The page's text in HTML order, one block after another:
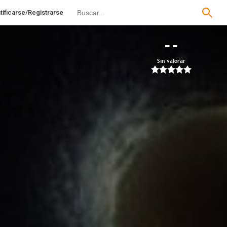
Registrarse
--
Sin valorar